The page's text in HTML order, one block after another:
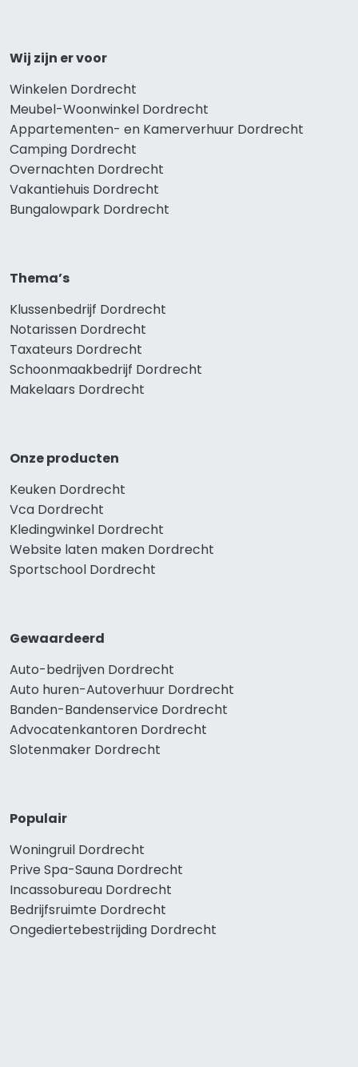
Wij zijn er voor
Winkelen Dordrecht
Meubel-Woonwinkel Dordrecht
Appartementen- en Kamerverhuur Dordrecht
Camping Dordrecht
Overnachten Dordrecht
Vakantiehuis Dordrecht
Bungalowpark Dordrecht
Thema’s
Klussenbedrijf Dordrecht
Notarissen Dordrecht
Taxateurs Dordrecht
Schoonmaakbedrijf Dordrecht
Makelaars Dordrecht
Onze producten
Keuken Dordrecht
Vca Dordrecht
Kledingwinkel Dordrecht
Website laten maken Dordrecht
Sportschool Dordrecht
Gewaardeerd
Auto-bedrijven Dordrecht
Auto huren-Autoverhuur Dordrecht
Banden-Bandenservice Dordrecht
Advocatenkantoren Dordrecht
Slotenmaker Dordrecht
Populair
Woningruil Dordrecht
Prive Spa-Sauna Dordrecht
Incassobureau Dordrecht
Bedrijfsruimte Dordrecht
Ongediertebestrijding Dordrecht